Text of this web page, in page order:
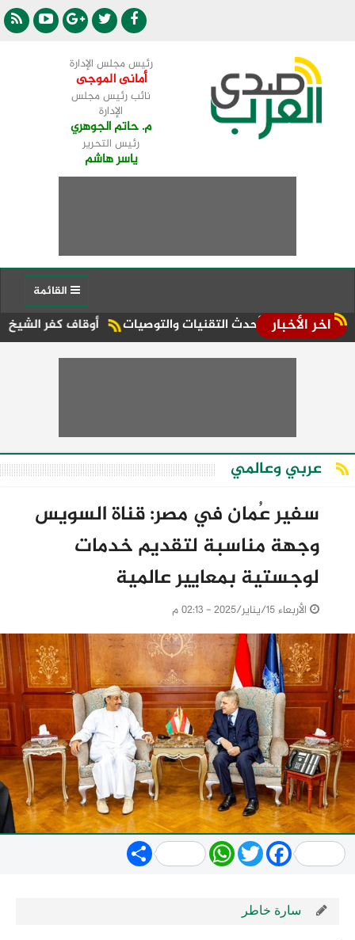
رئيس مجلس الإدارة
أمانى الموجى
نائب رئيس مجلس
الإدارة
م. حاتم الجوهري
رئيس التحرير
ياسر هاشم
اخر الأخبار أوقاف كفر الشيخ تنظم قوافل أحدث التقنيات والتوصيات
عربي وعالمي
سفير عُمان في مصر: قناة السويس
وجهة مناسبة لتقديم خدمات
لوجستية بمعايير عالمية
الأربعاء 15/يناير/2025 - 02:13 م
Share WhatsApp
TwitterFacebook
سارة خاطر